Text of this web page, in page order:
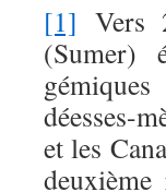
[1] Vers
(Sumer)
déesses-
et les
deuxième